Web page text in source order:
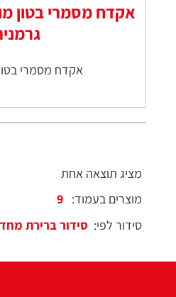
אקדח מסמרי בטון
אקדח מסמרי
מציג תוצאה אחת
מוצרים בעמוד:
סידור לפי: